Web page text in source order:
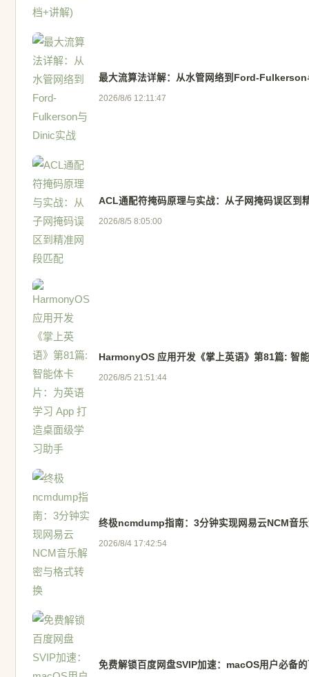
最大流算法详解：从水管网络到Ford-
2026/8/6 12:11:47
ACL通配符掩码原理与实战：从子网掩码误区到
2026/8/5 8:05:00
HarmonyOS 应用开发《掌上英语》第81篇: 智
2026/8/5 21:51:44
终极ncmdump指南：3分钟实现网易云NCM音
2026/8/4 17:42:54
免费解锁百度网盘SVIP加速：macOS用户必备